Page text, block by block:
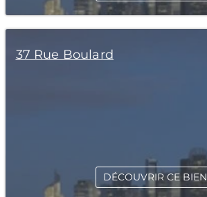
37 Rue Boulard
DÉCOUVRIR CE BIEN